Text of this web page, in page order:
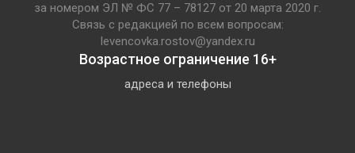
за номером ЭЛ № ФС 77 – 78127 от 20 марта 2020 г.
Связь с редакцией по всем вопросам:
levencovka.rostov@yandex.ru
Возрастное ограничение 16+
адреса и телефоны